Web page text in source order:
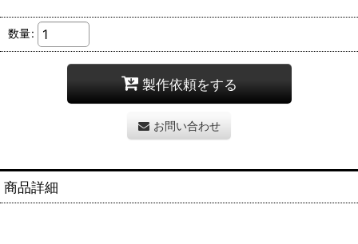
数量:
製作依頼をする
お問い合わせ
商品詳細